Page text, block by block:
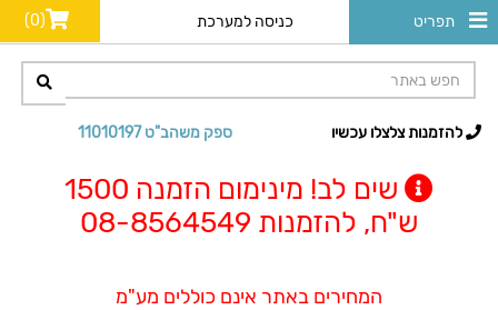
תפריט כניסה למערכת (0)
ספק משהב"ט 11010197 להזמנות צלצלו עכשיו
שים לב! מינימום הזמנה 1500
ש"ח, להזמנות 08-8564549
המחירים באתר אינם כוללים מע"מ